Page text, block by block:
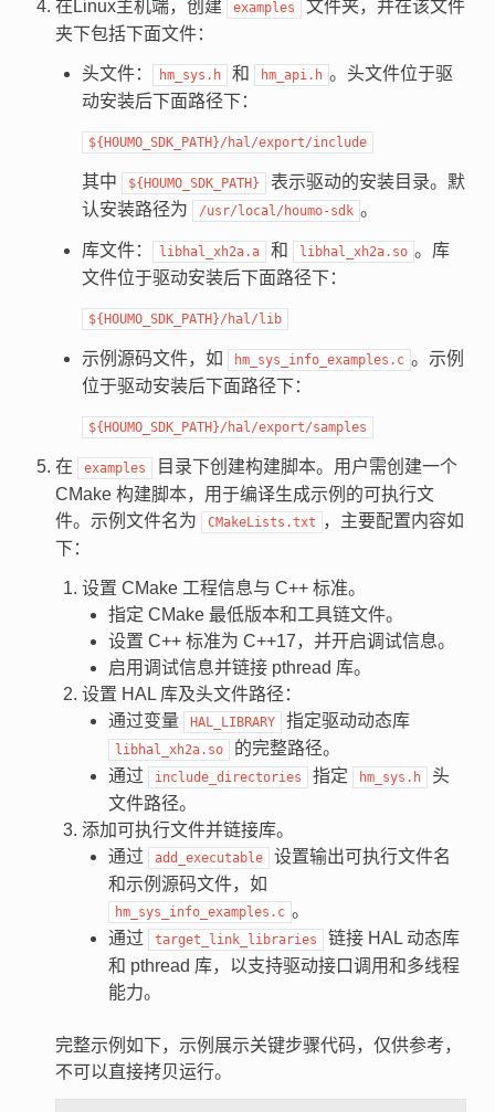
在Linux主机端，创建
examples
文件夹，并在该文件
夹下包括下面文件：
头文件： hm_sys.h 和 hm_api.h 。头文件位于驱
动安装后下面路径下：
${HOUMO_SDK_PATH}/hal/export/include
其中 ${HOUMO_SDK_PATH}
表示驱动的安装目录。默
认安装路径为
/usr/local/houmo-sdk 。
库文件： libhal_xh2a.a 和 libhal_xh2a.so 。库
文件位于驱动安装后下面路径下：
${HOUMO_SDK_PATH}/hal/lib
示例源码文件，如 hm_sys_info_examples.c 。示例
位于驱动安装后下面路径下：
${HOUMO_SDK_PATH}/hal/export/samples
在 examples
目录下创建构建脚本。用户需创建一个
CMake 构建脚本，用于编译生成示例的可执行文
件。示例文件名为
CMakeLists.txt
，主要配置内容如
下：
设置 CMake 工程信息与 C++ 标准。
指定 CMake 最低版本和工具链文件。
设置 C++ 标准为 C++17，并开启调试信息。
启用调试信息并链接 pthread 库。
设置 HAL 库及头文件路径：
通过变量
HAL_LIBRARY 指定驱动动态库
libhal_xh2a.so
的完整路径。
通过
include_directories 指定 hm_sys.h
头
文件路径。
添加可执行文件并链接库。
通过
add_executable
设置输出可执行文件名
和示例源码文件，如
hm_sys_info_examples.c 。
通过
target_link_libraries
链接 HAL 动态库
和 pthread 库，以支持驱动接口调用和多线程
能力。
完整示例如下，示例展示关键步骤代码，仅供参考，
不可以直接拷贝运行。